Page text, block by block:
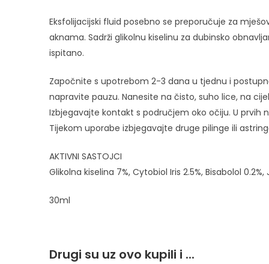
Eksfolijacijski fluid posebno se preporučuje za
aknama. Sadrži glikolnu kiselinu za dubinsko
ispitano.
Započnite s upotrebom 2-3 dana u tjednu i
napravite pauzu. Nanesite na čisto, suho lice, na
Izbjegavajte kontakt s područjem oko očiju. U prvih
Tijekom uporabe izbjegavajte druge pilinge ili
AKTIVNI SASTOJCI
Glikolna kiselina 7%, Cytobiol Iris 2.5%, Bisabolol 0.2%,
30ml
Drugi su uz ovo kupili i ...